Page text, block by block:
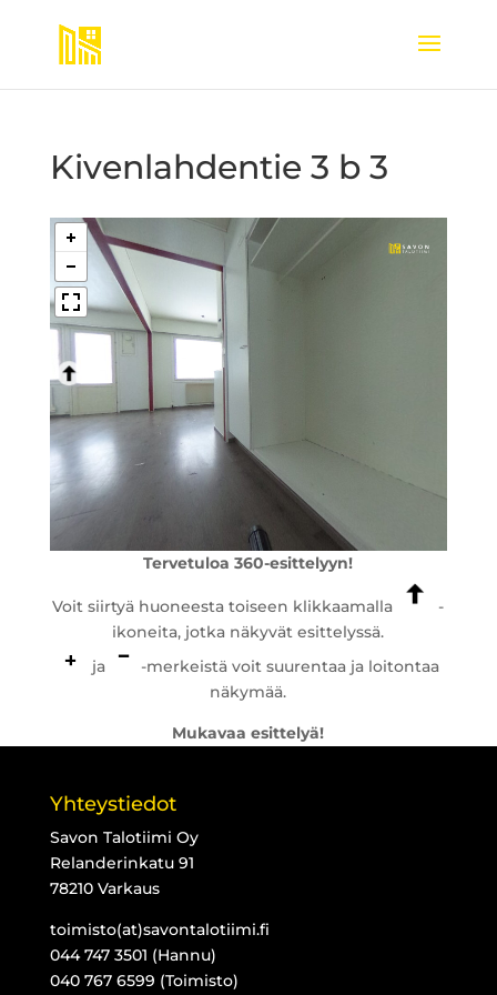
Kivenlahdentie 3 b 3
Tervetuloa 360-esittelyyn!
Voit siirtyä huoneesta toiseen klikkaamalla
-
ikoneita, jotka näkyvät esittelyssä.
ja
-merkeistä voit suurentaa ja loitontaa
näkymää.
Mukavaa esittelyä!
Yhteystiedot
Savon Talotiimi Oy
Relanderinkatu 91
78210 Varkaus
toimisto(at)savontalotiimi.fi
044 747 3501 (Hannu)
040 767 6599 (Toimisto)